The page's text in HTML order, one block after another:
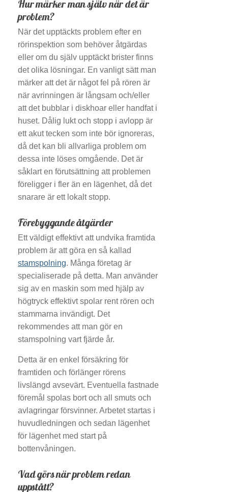
Hur märker man själv när det är
problem?
När det upptäckts problem efter en
rörinspektion som behöver åtgärdas
eller om du själv upptäckt brister finns
det olika lösningar. En vanligt sätt man
märker att det är något fel på rören är
när avrinningen är långsam och/eller
att det bubblar i diskhoar eller handfat i
huset. Dålig lukt och stopp i avlopp är
ett akut tecken som inte bör ignoreras,
då det kan bli allvarliga problem om
dessa inte löses omgående. Det är
såklart en förutsättning att problemen
föreligger i fler än en lägenhet, då det
snarare är ett lokalt stopp.
Förebyggande åtgärder
Ett väldigt effektivt att undvika framtida
problem är att göra en så kallad
stamspolning. Många företag är
specialiserade på detta. Man använder
sig av en maskin som med hjälp av
högtryck effektivt spolar rent rören och
stammarna invändigt. Det
rekommendes att man gör en
stamspolning vart fjärde år.
Detta är en enkel försäkring för
framtiden och förlänger rörens
livslängd avsevärt. Eventuella fastnade
föremål spolas bort och all smuts och
avlagringar försvinner. Arbetet startas i
huvudledningen och sedan lägenhet
för lägenhet med start på
bottenvåningen.
Vad görs när problem redan
uppstått?